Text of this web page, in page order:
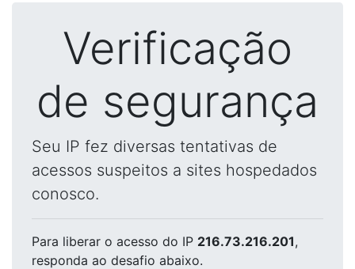
Verificação
de segurança
Seu IP fez diversas tentativas de
acessos suspeitos a sites hospedados
conosco.
Para liberar o acesso do IP 216.73.216.201,
responda ao desafio abaixo.